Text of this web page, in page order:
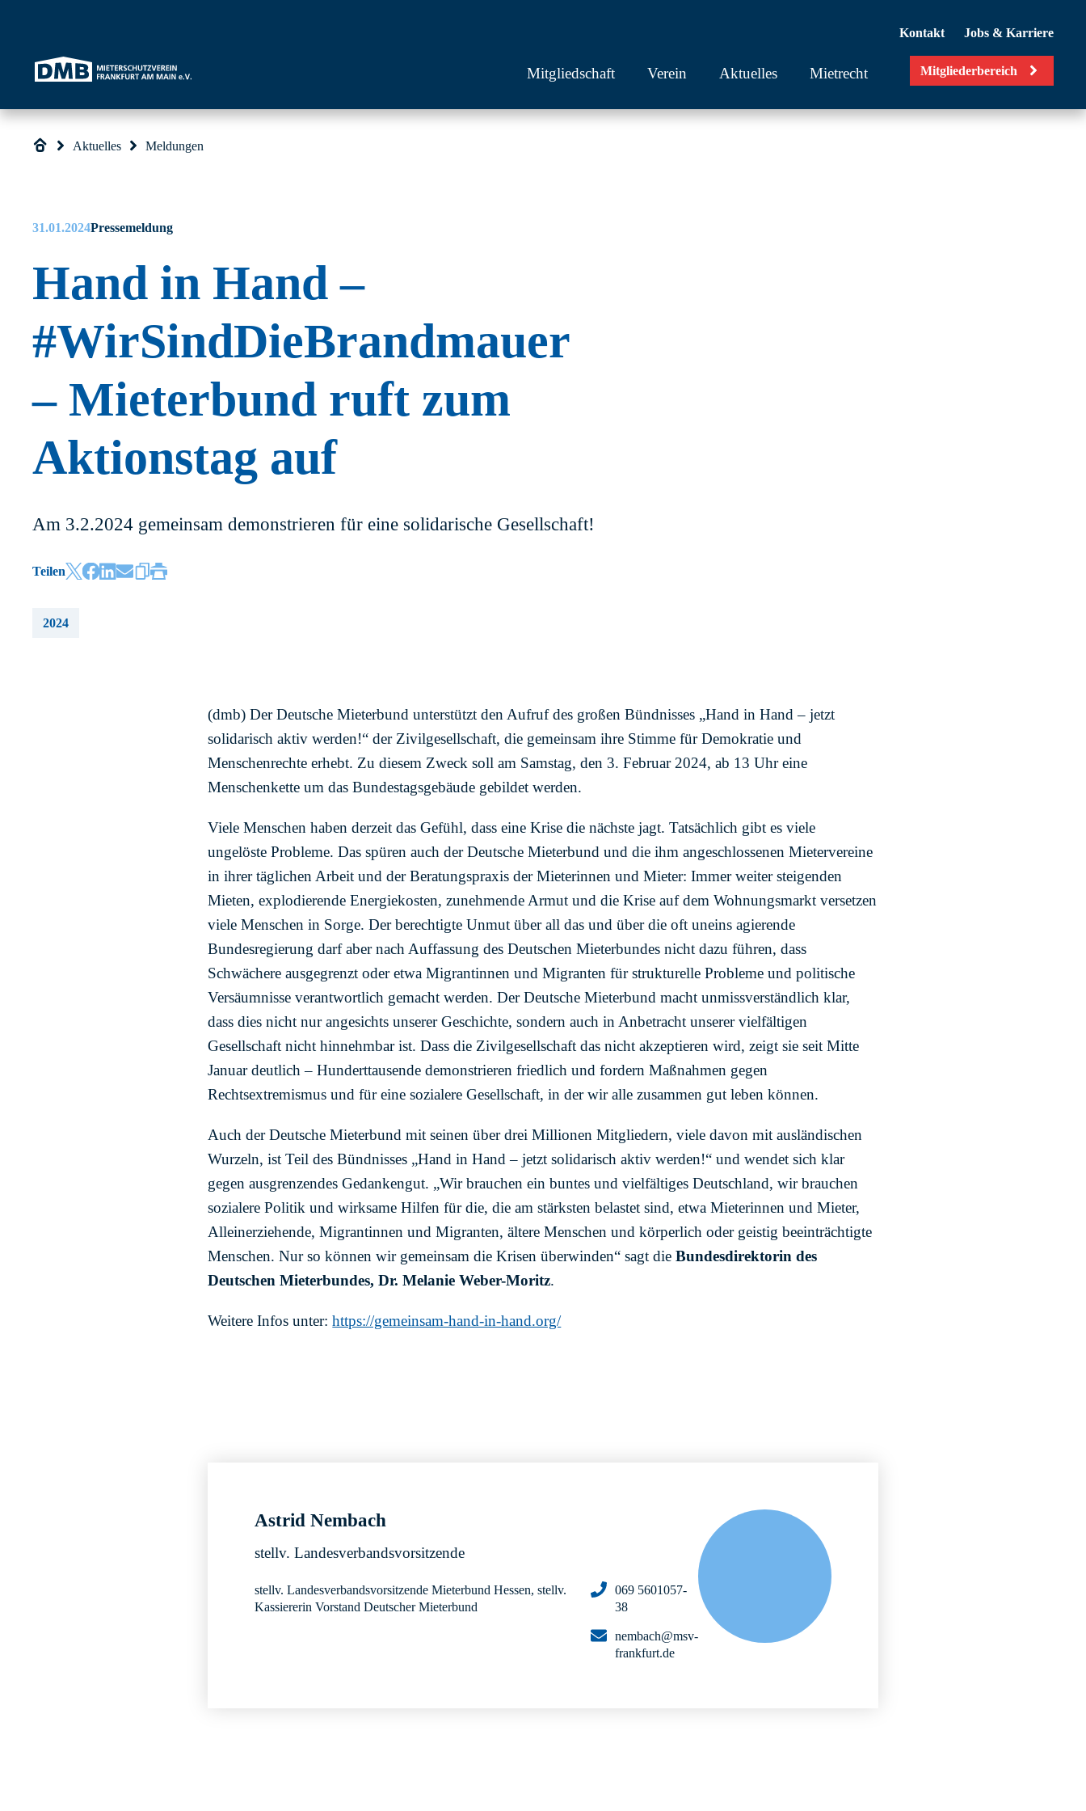
Mitgliederbereich
Mitgliedschaft Verein Aktuelles Mietrecht
Kontakt Jobs & Karriere
Aktuelles Meldungen
31.01.2024Pressemeldung
Hand in Hand –
#WirSindDieBrandmauer
– Mieterbund ruft zum
Aktionstag auf
Am 3.2.2024 gemeinsam demonstrieren für eine solidarische Gesellschaft!
Teilen
2024
(dmb) Der Deutsche Mieterbund unterstützt den Aufruf des großen Bündnisses „Hand in Hand – jetzt
solidarisch aktiv werden!“ der Zivilgesellschaft, die gemeinsam ihre Stimme für Demokratie und
Menschenrechte erhebt. Zu diesem Zweck soll am Samstag, den 3. Februar 2024, ab 13 Uhr eine
Menschenkette um das Bundestagsgebäude gebildet werden.
Viele Menschen haben derzeit das Gefühl, dass eine Krise die nächste jagt. Tatsächlich gibt es viele
ungelöste Probleme. Das spüren auch der Deutsche Mieterbund und die ihm angeschlossenen Mietervereine
in ihrer täglichen Arbeit und der Beratungspraxis der Mieterinnen und Mieter: Immer weiter steigenden
Mieten, explodierende Energiekosten, zunehmende Armut und die Krise auf dem Wohnungsmarkt versetzen
viele Menschen in Sorge. Der berechtigte Unmut über all das und über die oft uneins agierende
Bundesregierung darf aber nach Auffassung des Deutschen Mieterbundes nicht dazu führen, dass
Schwächere ausgegrenzt oder etwa Migrantinnen und Migranten für strukturelle Probleme und politische
Versäumnisse verantwortlich gemacht werden. Der Deutsche Mieterbund macht unmissverständlich klar,
dass dies nicht nur angesichts unserer Geschichte, sondern auch in Anbetracht unserer vielfältigen
Gesellschaft nicht hinnehmbar ist. Dass die Zivilgesellschaft das nicht akzeptieren wird, zeigt sie seit Mitte
Januar deutlich – Hunderttausende demonstrieren friedlich und fordern Maßnahmen gegen
Rechtsextremismus und für eine sozialere Gesellschaft, in der wir alle zusammen gut leben können.
Auch der Deutsche Mieterbund mit seinen über drei Millionen Mitgliedern, viele davon mit ausländischen
Wurzeln, ist Teil des Bündnisses „Hand in Hand – jetzt solidarisch aktiv werden!“ und wendet sich klar
gegen ausgrenzendes Gedankengut. „Wir brauchen ein buntes und vielfältiges Deutschland, wir brauchen
sozialere Politik und wirksame Hilfen für die, die am stärksten belastet sind, etwa Mieterinnen und Mieter,
Alleinerziehende, Migrantinnen und Migranten, ältere Menschen und körperlich oder geistig beeinträchtigte
Menschen. Nur so können wir gemeinsam die Krisen überwinden“ sagt dieBundesdirektorin des
Deutschen Mieterbundes, Dr. Melanie Weber-Moritz.
Weitere Infos unter:https://gemeinsam-hand-in-hand.org/
Astrid Nembach
stellv. Landesverbandsvorsitzende
stellv. Landesverbandsvorsitzende Mieterbund Hessen, stellv.
Kassiererin Vorstand Deutscher Mieterbund
069 5601057-
38
nembach@msv-
frankfurt.de